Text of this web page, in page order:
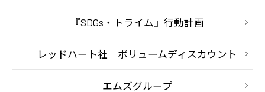
『SDGs・トライム』行動計画
レッドハート社 ボリュームディスカウント
エムズグループ